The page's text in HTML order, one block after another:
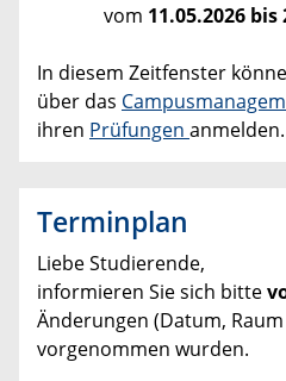
vom 11.05.2026 bis
In diesem Zeitfenster
über das
ihren Prüfungen anmelden.
Terminplan
Liebe Studierende,
informieren Sie sich bitte
Änderungen (Datum,
vorgenommen wurden.